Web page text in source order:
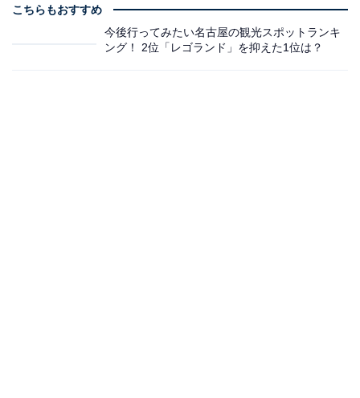
こちらもおすすめ
今後行ってみたい名古屋の観光スポットランキ
ング！ 2位「レゴランド」を抑えた1位は？